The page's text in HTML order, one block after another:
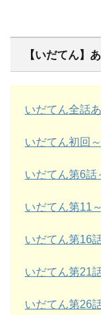
【いだてん】
いだてん全話
いだてん初回
いだてん第6話
いだてん第11
いだてん第16
いだてん第21
いだてん第26